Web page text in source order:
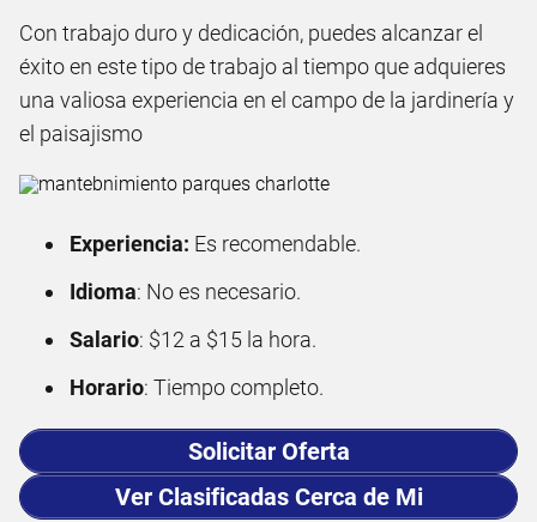
Con trabajo duro y dedicación, puedes alcanzar el
éxito en este tipo de trabajo al tiempo que adquieres
una valiosa experiencia en el campo de la jardinería y
el paisajismo
Experiencia: Es recomendable.
Idioma: No es necesario.
Salario: $12 a $15 la hora.
Horario: Tiempo completo.
Solicitar Oferta
Ver Clasificadas Cerca de Mi